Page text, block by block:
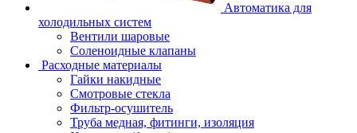
Автоматика для
холодильных систем
Вентили шаровые
Соленоидные клапаны
Расходные материалы
Гайки накидные
Смотровые стекла
Фильтр-осушитель
Труба медная, фитинги, изоляция